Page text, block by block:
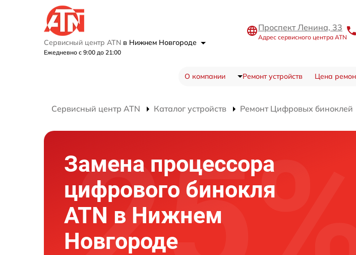
Сервисный центр ATN в Нижнем Новгороде
Ежедневно с 9:00 до 21:00
Проспект Ленина, 33
Адрес сервисного центра ATN
О компании Ремонт устройств Цена
Сервисный центр ATN Каталог устройств Ремонт Цифровых биноклей
Замена процессора
цифрового бинокля
ATN в Нижнем
Новгороде